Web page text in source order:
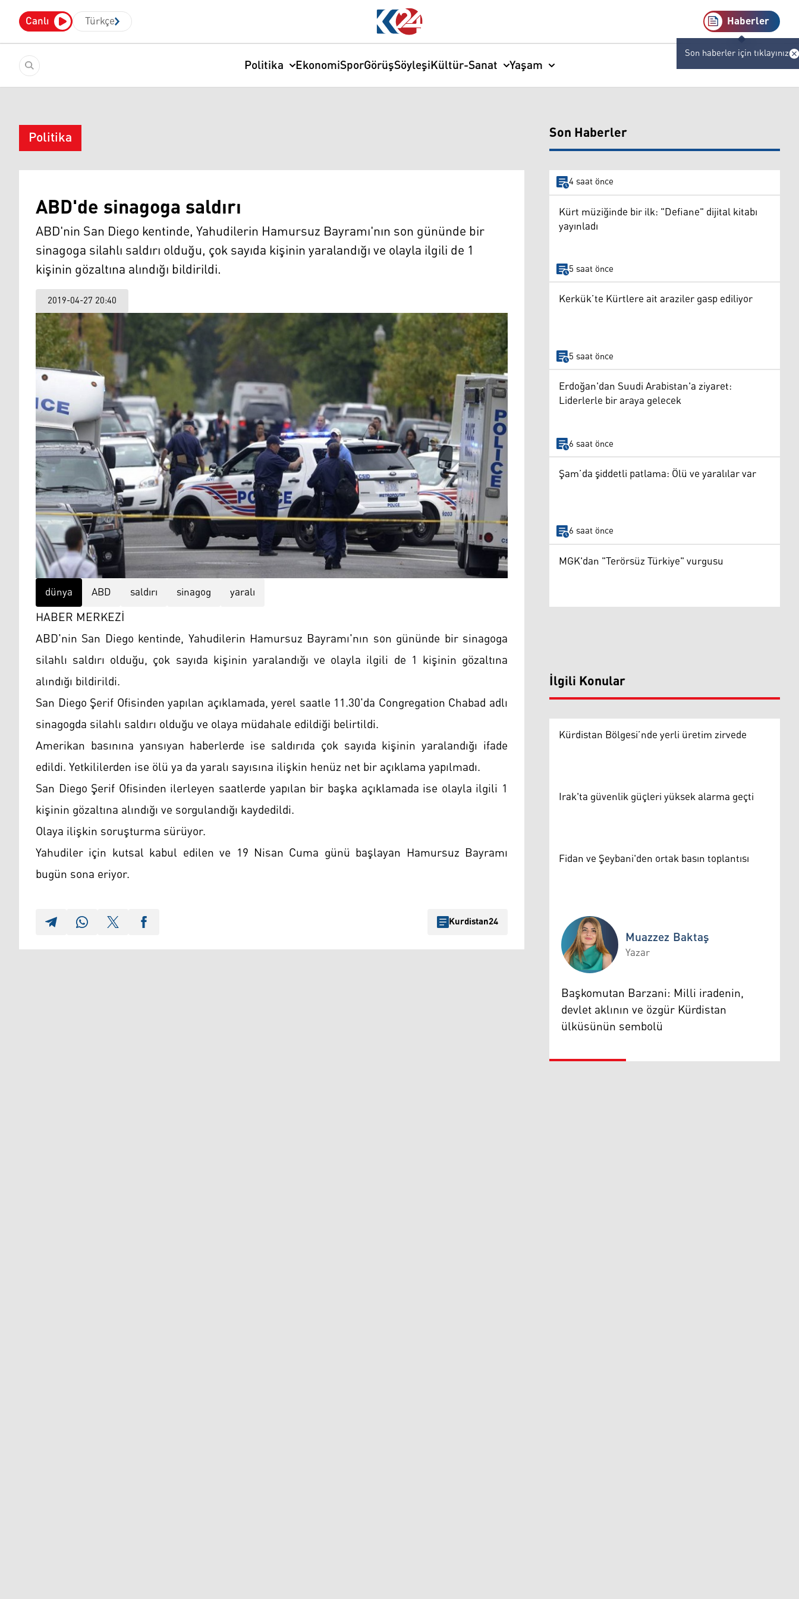
Canlı Türkçe Haberler
Son haberler için tıklayınız
Politika EkonomiSporGörüşSöyleşiKültür-Sanat Yaşam
Politika
ABD'de sinagoga saldırı
ABD'nin San Diego kentinde, Yahudilerin Hamursuz Bayramı'nın son gününde bir
sinagoga silahlı saldırı olduğu, çok sayıda kişinin yaralandığı ve olayla ilgili de 1
kişinin gözaltına alındığı bildirildi.
2019-04-27 20:40
dünya ABD saldırı sinagog yaralı
HABER MERKEZİ
ABD'nin San Diego kentinde, Yahudilerin Hamursuz Bayramı'nın son gününde bir sinagoga
silahlı saldırı olduğu, çok sayıda kişinin yaralandığı ve olayla ilgili de 1 kişinin gözaltına
alındığı bildirildi.
San Diego Şerif Ofisinden yapılan açıklamada, yerel saatle 11.30'da Congregation Chabad adlı
sinagogda silahlı saldırı olduğu ve olaya müdahale edildiği belirtildi.
Amerikan basınına yansıyan haberlerde ise saldırıda çok sayıda kişinin yaralandığı ifade
edildi. Yetkililerden ise ölü ya da yaralı sayısına ilişkin henüz net bir açıklama yapılmadı.
San Diego Şerif Ofisinden ilerleyen saatlerde yapılan bir başka açıklamada ise olayla ilgili 1
kişinin gözaltına alındığı ve sorgulandığı kaydedildi.
Olaya ilişkin soruşturma sürüyor.
Yahudiler için kutsal kabul edilen ve 19 Nisan Cuma günü başlayan Hamursuz Bayramı
bugün sona eriyor.
Kurdistan24
Son Haberler
4 saat önce
Kürt müziğinde bir ilk: "Defiane" dijital kitabı
yayınladı
5 saat önce
Kerkük’te Kürtlere ait araziler gasp ediliyor
5 saat önce
Erdoğan'dan Suudi Arabistan'a ziyaret:
Liderlerle bir araya gelecek
6 saat önce
Şam’da şiddetli patlama: Ölü ve yaralılar var
6 saat önce
MGK'dan "Terörsüz Türkiye" vurgusu
İlgili Konular
Kürdistan Bölgesi’nde yerli üretim zirvede
Irak'ta güvenlik güçleri yüksek alarma geçti
Fidan ve Şeybani'den ortak basın toplantısı
Muazzez Baktaş
Muazzez Baktaş
Yazar
Başkomutan Barzani: Milli iradenin,
devlet aklının ve özgür Kürdistan
ülküsünün sembolü